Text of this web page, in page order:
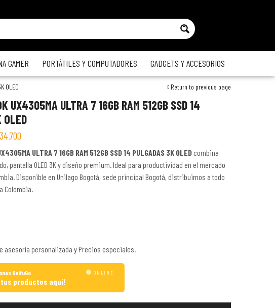
GAMER PORTÁTILES Y COMPUTADORES GADGETS Y ACCESORIOS
OLED Return to previous page
UX4305MA ULTRA 7 16GB RAM 512GB SSD 14
OLED
ULTRA 7 16GB RAM 512GB SSD 14 PULGADAS 3K OLEDcombina
pantalla OLED 3K y diseño premium. Ideal para productividad en el mercado
Disponible en Unilago Bogotá, sede principal Bogotá, distribuimos a todo
Colombia.
asesoría personalizada y Precios especiales.
KaifuGo ONLINE
tus productos aquí!